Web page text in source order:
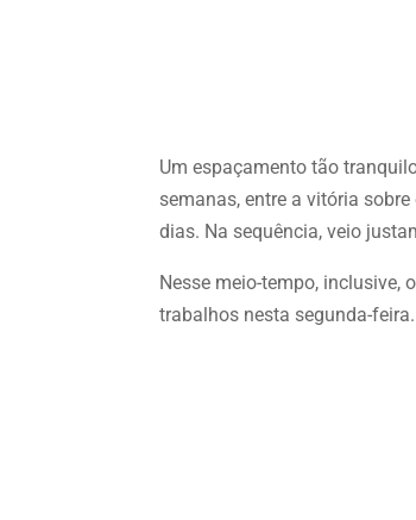
Um espaçamento tão
semanas, entre a vitória
dias. Na sequência, veio
Nesse meio-tempo, inclusive,
trabalhos nesta segunda-feira.